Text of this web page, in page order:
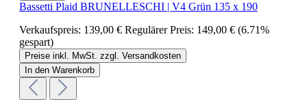
Bassetti Plaid BRUNELLESCHI | V4 Grün 135 x 190
Verkaufspreis: 139,00 € Regulärer Preis: 149,00 € (6.71%
gespart)
Preise inkl. MwSt. zzgl. Versandkosten
In den Warenkorb